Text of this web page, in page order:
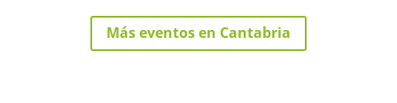
Más eventos en Cantabria